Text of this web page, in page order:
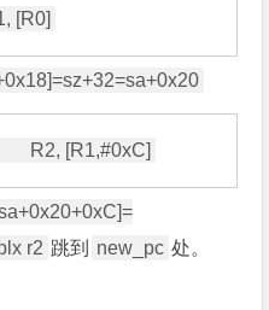
blx r2 跳到 new_pc 处。